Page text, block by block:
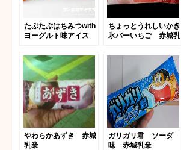
たぷたぷはちみつwith
ヨーグルト味アイス
ちょっとうれしいかき
氷バーいちご 赤城乳
やわらかあずき 赤城
乳業
ガリガリ君 ソーダ
味 赤城乳業